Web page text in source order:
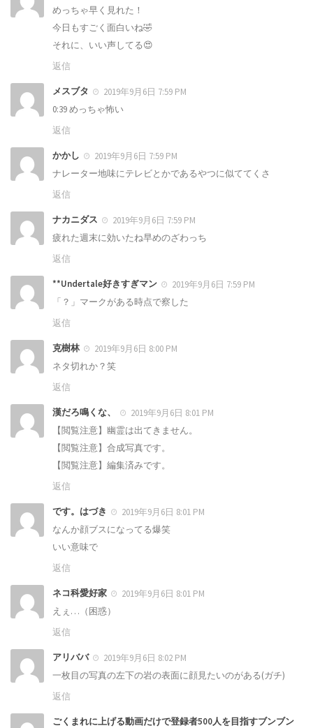
めっちゃ早く見れた！
今日もすごく面白いね🤣
それに、いい声してる😍
返信
メスブタ
2019年9月6日 7:59 PM
0:39 めっちゃ怖い
返信
かかし
2019年9月6日 7:59 PM
ナレーター地味にテレビとかであるやつに似ててくさ
返信
ナカニダス
2019年9月6日 7:59 PM
疲れた週末に効いたね早めのざわっち
返信
**Undertale好きすぎマン
2019年9月6日 7:59 PM
「？」マークがある時点で察した
返信
克樹林
2019年9月6日 8:00 PM
ネタ切れか？笑
返信
漢だろ鳴くな、
2019年9月6日 8:01 PM
【閲覧注意】幽霊は出てきません。
【閲覧注意】合成写真です。
【閲覧注意】編集済みです。
返信
です。はづき
2019年9月6日 8:01 PM
なんか顔ブスになってる爆笑
いい意味で
返信
ネコ科愛好家
2019年9月6日 8:01 PM
えぇ…（困惑）
返信
アリババ
2019年9月6日 8:02 PM
一枚目の写真の左下の岩の表面に顔見たいのがある(ガチ)
返信
ごくまれに上げる動画だけで登録者500人を目指すブンブン